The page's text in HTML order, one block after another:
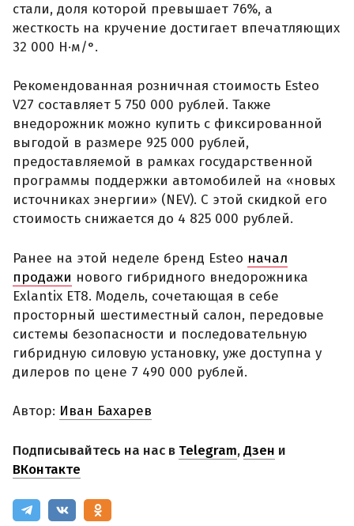
стали, доля которой превышает 76%, а
жесткость на кручение достигает впечатляющих
32 000 Н·м/°.
Рекомендованная розничная стоимость Esteo
V27 составляет 5 750 000 рублей. Также
внедорожник можно купить с фиксированной
выгодой в размере 925 000 рублей,
предоставляемой в рамках государственной
программы поддержки автомобилей на «новых
источниках энергии» (NEV). С этой скидкой его
стоимость снижается до 4 825 000 рублей.
Ранее на этой неделе бренд Esteo начал
продажи нового гибридного внедорожника
Exlantix ET8. Модель, сочетающая в себе
просторный шестиместный салон, передовые
системы безопасности и последовательную
гибридную силовую установку, уже доступна у
дилеров по цене 7 490 000 рублей.
Автор: Иван Бахарев
Подписывайтесь на нас в Telegram,Дзен и
ВКонтакте